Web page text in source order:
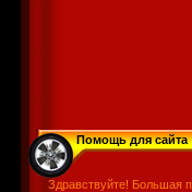
Помощь для сайта
Здравствуйте! Большая